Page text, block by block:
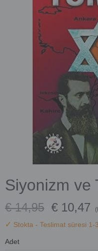
Siyonizm ve
€ 14,95 € 10,47
✓ Stokta - Teslimat süresi 1-
Adet